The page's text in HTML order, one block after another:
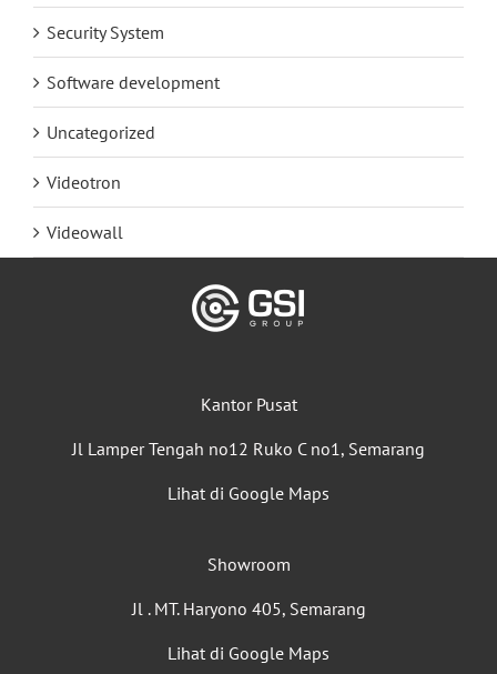
Security System
Software development
Uncategorized
Videotron
Videowall
Kantor Pusat
Jl Lamper Tengah no12 Ruko C no1, Semarang
Lihat di Google Maps
Showroom
Jl . MT. Haryono 405, Semarang
Lihat di Google Maps